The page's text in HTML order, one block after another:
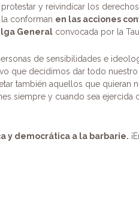
y reivindicar los
conforman en las acciones
Generalconvocada por la
de sensibilidades e
que decidimos dar todo
también aquellos que quieran
siempre y cuando sea ejercida
y democrática a la barbarie.